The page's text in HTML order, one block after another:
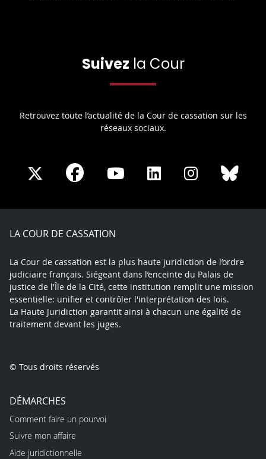
Suivez la Cour
Retrouvez toute l’actualité de la Cour de cassation sur les
réseaux sociaux.
Share
X
Share
Facebook
Share
Youtube
Share
LinkedIn
Share
Instagram
LA COUR DE CASSATION
La Cour de cassation est la plus haute juridiction de l’ordre
judiciaire français. Siégeant dans l’enceinte du Palais de
justice de l'Île de la Cité, cette institution remplit une mission
essentielle: unifier et contrôler l'interprétation des lois.
La Haute Juridiction garantit ainsi à chacun une égalité de
traitement devant les juges.
© Tous droits réservés
DÉMARCHES
Comment faire un pourvoi
Suivre mon affaire
Aide juridictionnelle